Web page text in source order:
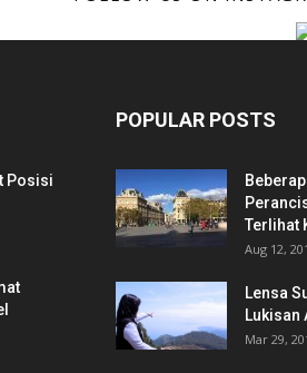
Posisi
POPULAR POSTS
Terlihat
Aug 12,
Lensa
Lukisan
Mar 29,